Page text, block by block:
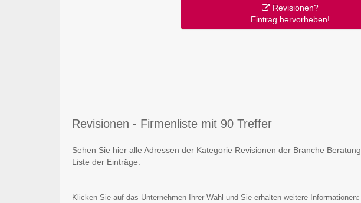
Revisionen?
Eintrag hervorheben!
Revisionen - Firmenliste mit 90 Treffer
Sehen Sie hier alle Adressen der Kategorie Revisionen der Branche Beratung
Liste der Einträge.
Klicken Sie auf das Unternehmen Ihrer Wahl und Sie erhalten weitere Informationen: